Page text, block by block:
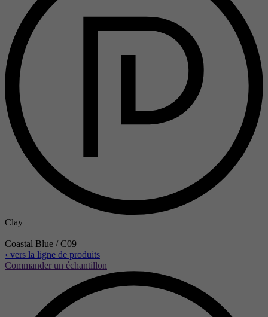
Clay
Coastal Blue / C09
‹ vers la ligne de produits
Commander un échantillon